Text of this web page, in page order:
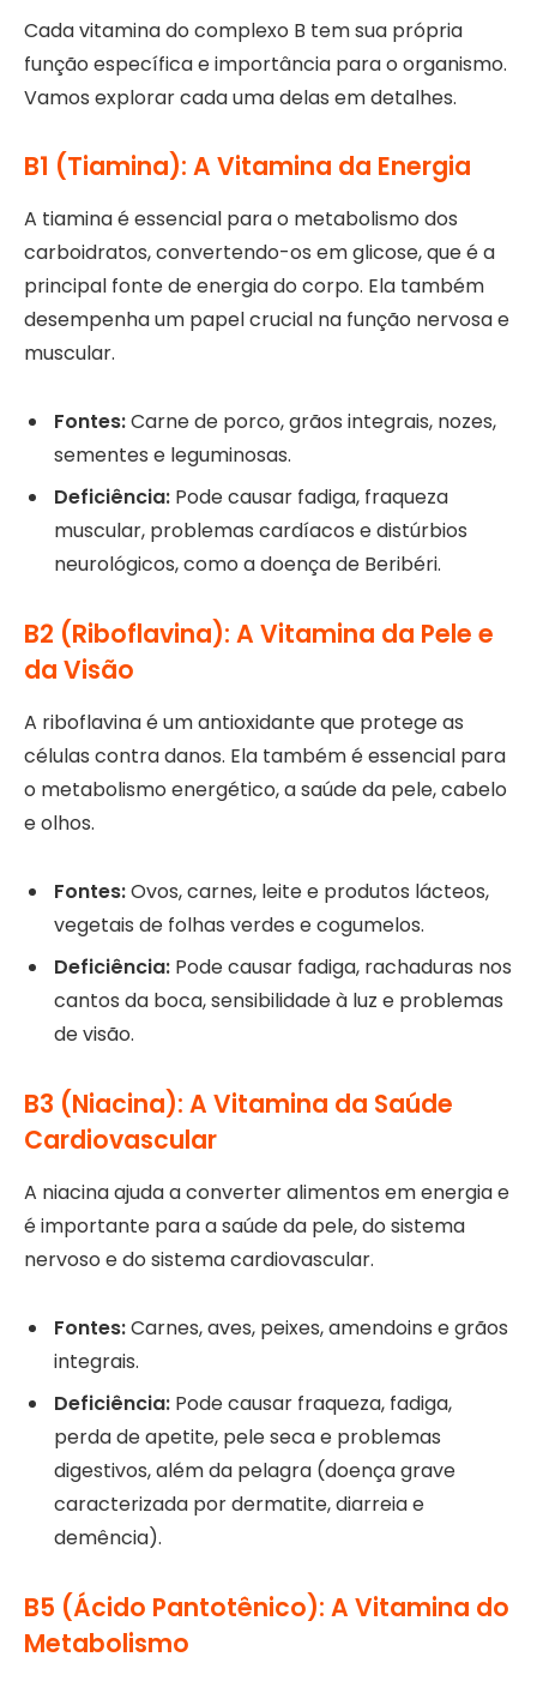
Cada vitamina do complexo B tem sua própria
função específica e importância para o organismo.
Vamos explorar cada uma delas em detalhes.
B1 (Tiamina): A Vitamina da Energia
A tiamina é essencial para o metabolismo dos
carboidratos, convertendo-os em glicose, que é a
principal fonte de energia do corpo. Ela também
desempenha um papel crucial na função nervosa e
muscular.
Fontes:Carne de porco, grãos integrais, nozes,
sementes e leguminosas.
Deficiência: Pode causar fadiga, fraqueza
muscular, problemas cardíacos e distúrbios
neurológicos, como a doença de Beribéri.
B2 (Riboflavina): A Vitamina da Pele e
da Visão
A riboflavina é um antioxidante que protege as
células contra danos. Ela também é essencial para
o metabolismo energético, a saúde da pele, cabelo
e olhos.
Fontes:Ovos, carnes, leite e produtos lácteos,
vegetais de folhas verdes e cogumelos.
Deficiência: Pode causar fadiga, rachaduras nos
cantos da boca, sensibilidade à luz e problemas
de visão.
B3 (Niacina): A Vitamina da Saúde
Cardiovascular
A niacina ajuda a converter alimentos em energia e
é importante para a saúde da pele, do sistema
nervoso e do sistema cardiovascular.
Fontes:Carnes, aves, peixes, amendoins e grãos
integrais.
Deficiência: Pode causar fraqueza, fadiga,
perda de apetite, pele seca e problemas
digestivos, além da pelagra (doença grave
caracterizada por dermatite, diarreia e
demência).
B5 (Ácido Pantotênico): A Vitamina do
Metabolismo